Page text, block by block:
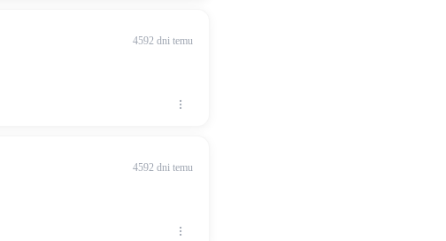
4592 dni temu
4592 dni temu